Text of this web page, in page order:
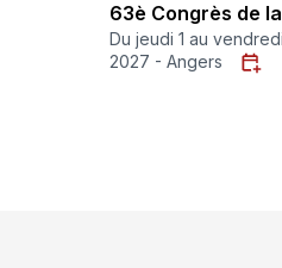
63è Congrès de
Du jeudi 1 au
2027 - Angers